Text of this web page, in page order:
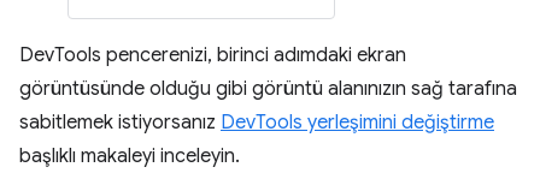
DevTools pencerenizi, birinci adımdaki ekran
görüntüsünde olduğu gibi görüntü alanınızın sağ tarafına
sabitlemek istiyorsanız DevTools yerleşimini değiştirme
başlıklı makaleyi inceleyin.